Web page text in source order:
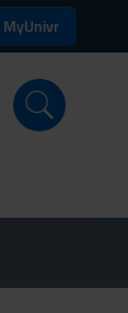
MyUnivr